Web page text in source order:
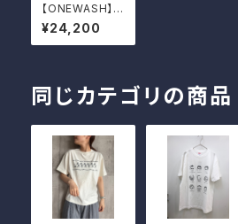
【ONEWASH】ワ
イドカーディガン
¥24,200
同じカテゴリの商品